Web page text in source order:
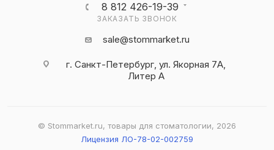
8 812 426-19-39
ЗАКАЗАТЬ ЗВОНОК
sale@stommarket.ru
г. Cанкт-Петербург, ул. Якорная 7А,
Литер А
© Stommarket.ru, товары для стоматологии, 2026
Лицензия ЛО-78-02-002759